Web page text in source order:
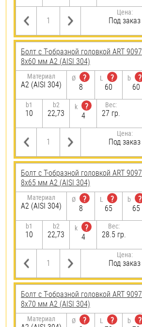
Цена:
Под заказ
Болт с Т-образной головкой ART 9097
8х60 мм А2 (AISI 304)
Материал
А2 (AISI 304)
Ø
?
8
L
?
60
b
?
60
b1
10
b2
22,73
k
?
4
Вес:
27 гр.
Цена:
Под заказ
Болт с Т-образной головкой ART 9097
8х65 мм А2 (AISI 304)
Материал
А2 (AISI 304)
Ø
?
8
L
?
65
b
?
65
b1
10
b2
22,73
k
?
4
Вес:
28.5 гр.
Цена:
Под заказ
Болт с Т-образной головкой ART 9097
8х70 мм А2 (AISI 304)
Материал Ø
?
L
?
b
?